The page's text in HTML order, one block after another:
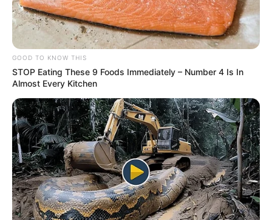
GOOD TO KNOW THIS
STOP Eating These 9 Foods Immediately – Number 4 Is In
Almost Every Kitchen